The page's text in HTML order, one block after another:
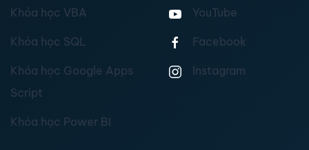
Khóa học VBA
Khóa học SQL
Khóa học Google Apps
Script
Khóa học Power BI
YouTube
Facebook
Instagram